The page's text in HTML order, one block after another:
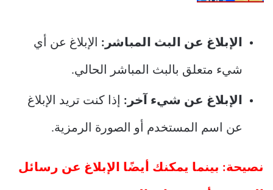
الإبلاغ عن البث المباشر: الإبلاغ عن أي
شيء متعلق بالبث المباشر الحالي.
الإبلاغ عن شيء آخر: إذا كنت تريد الإبلاغ
عن اسم المستخدم أو الصورة الرمزية.
نصيحة: بينما يمكنك أيضًا الإبلاغ عن رسائل